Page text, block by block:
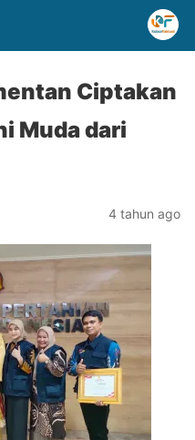
Ciptakan
Muda dari
4 tahun ago